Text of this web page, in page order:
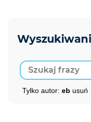
Tylko autor: eb usuń